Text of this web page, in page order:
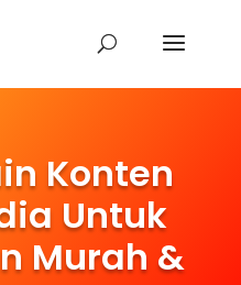
Konten
Untuk
Murah &